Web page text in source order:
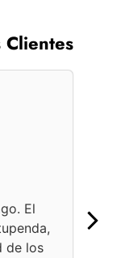
El
de los